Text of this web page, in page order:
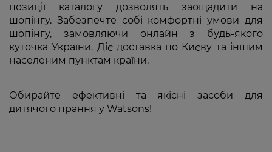
позиції каталогу дозволять заощадити на
шопінгу. Забезпечте собі комфортні умови для
шопінгу, замовляючи онлайн з будь-якого
куточка України. Діє доставка по Києву та іншим
населеним пунктам країни.
Обирайте ефективні та якісні засоби для
дитячого прання у Watsons!